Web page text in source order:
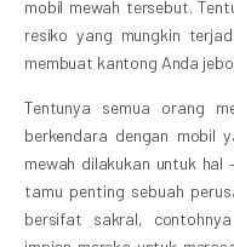
mobil mewah tersebut.
resiko yang mungkin
membuat kantong Anda
Tentunya semua orang
berkendara dengan mobil
mewah dilakukan untuk
tamu penting sebuah
bersifat sakral,